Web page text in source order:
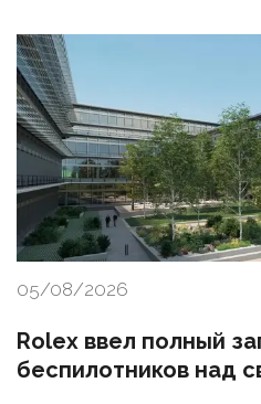
Материалы
05/08/2026
Rolex ввел полный
беспилотников над